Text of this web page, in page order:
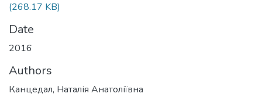
(268.17 KB)
Date
2016
Authors
Канцедал, Наталія Анатоліївна